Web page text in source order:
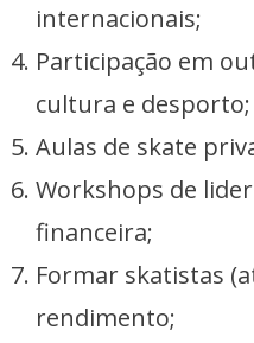
internacionais;
Participação em
cultura e desporto;
Aulas de skate
Workshops de
financeira;
Formar skatistas
rendimento;